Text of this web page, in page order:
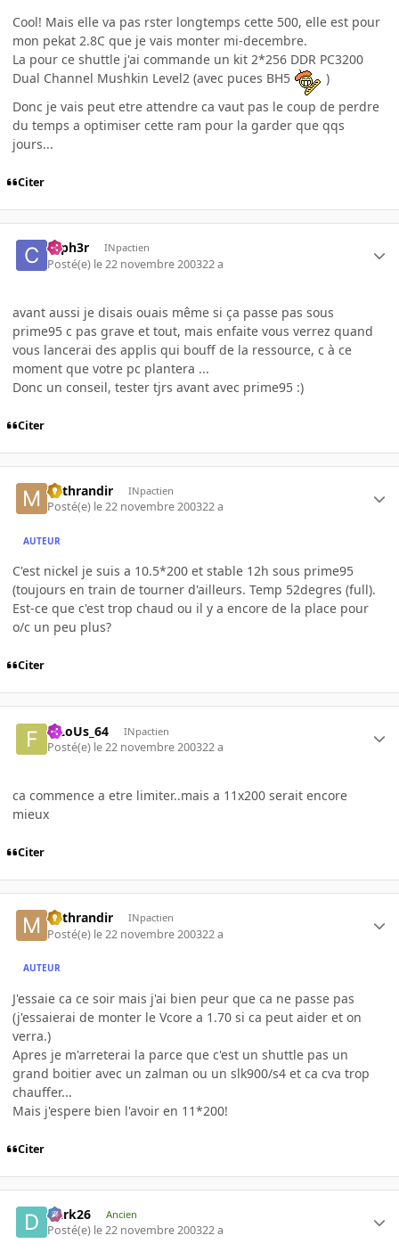
Cool! Mais elle va pas rster longtemps cette 500, elle est pour
mon pekat 2.8C que je vais monter mi-decembre.
La pour ce shuttle j'ai commande un kit 2*256 DDR PC3200
Dual Channel Mushkin Level2 (avec puces BH5
)
Donc je vais peut etre attendre ca vaut pas le coup de perdre
du temps a optimiser cette ram pour la garder que qqs
jours...
Citer
cyph3r INpactien
Posté(e) le 22 novembre 200322 a
avant aussi je disais ouais même si ça passe pas sous
prime95 c pas grave et tout, mais enfaite vous verrez quand
vous lancerai des applis qui bouff de la ressource, c à ce
moment que votre pc plantera ...
Donc un conseil, tester tjrs avant avec prime95 :)
Citer
Mithrandir INpactien
Posté(e) le 22 novembre 200322 a
AUTEUR
C'est nickel je suis a 10.5*200 et stable 12h sous prime95
(toujours en train de tourner d'ailleurs. Temp 52degres (full).
Est-ce que c'est trop chaud ou il y a encore de la place pour
o/c un peu plus?
Citer
FiLoUs_64 INpactien
Posté(e) le 22 novembre 200322 a
ca commence a etre limiter..mais a 11x200 serait encore
mieux
Citer
Mithrandir INpactien
Posté(e) le 22 novembre 200322 a
AUTEUR
J'essaie ca ce soir mais j'ai bien peur que ca ne passe pas
(j'essaierai de monter le Vcore a 1.70 si ca peut aider et on
verra.)
Apres je m'arreterai la parce que c'est un shuttle pas un
grand boitier avec un zalman ou un slk900/s4 et ca cva trop
chauffer...
Mais j'espere bien l'avoir en 11*200!
Citer
Dark26 Ancien
Posté(e) le 22 novembre 200322 a